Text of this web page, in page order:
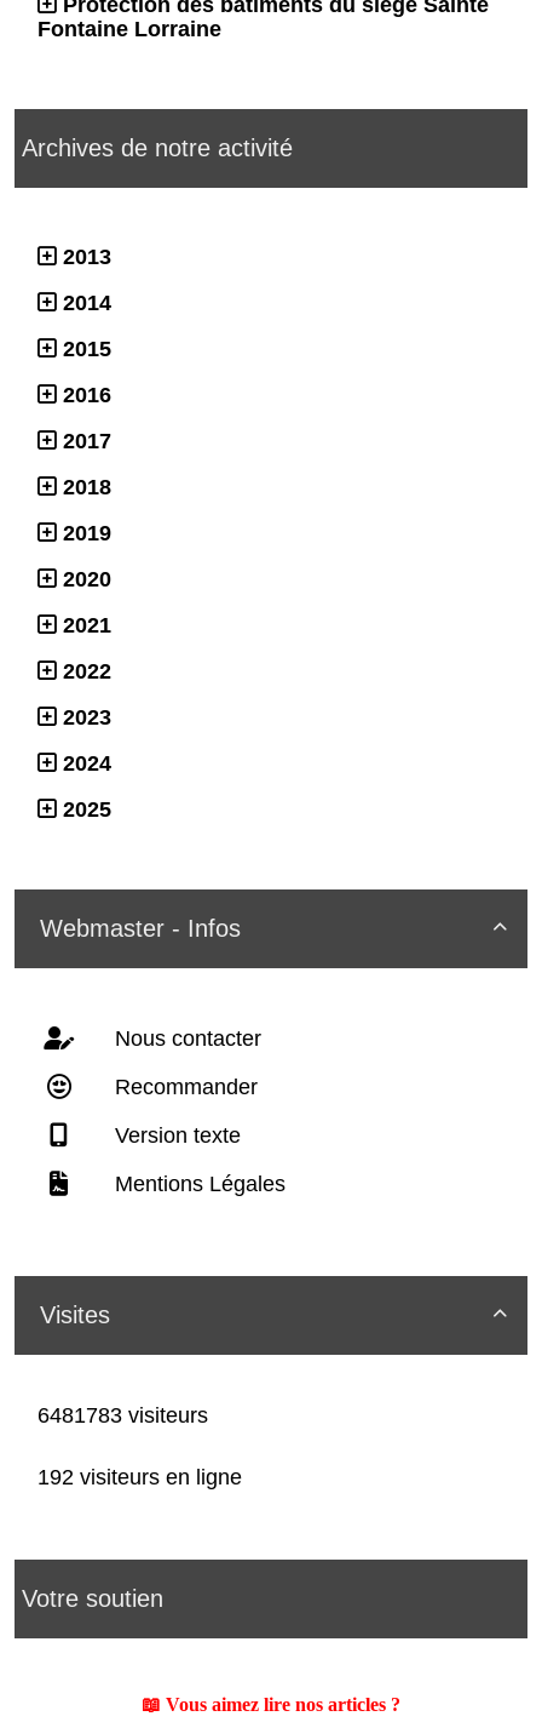
Fontaine Lorraine
Archives de notre activité
2013
2014
2015
2016
2017
2018
2019
2020
2021
2022
2023
2024
2025

Webmaster - Infos
Nous contacter
Recommander
Version texte
Mentions Légales

Visites
6481783 visiteurs
192 visiteurs en ligne
Votre soutien
📖 Vous aimez lire nos articles ?